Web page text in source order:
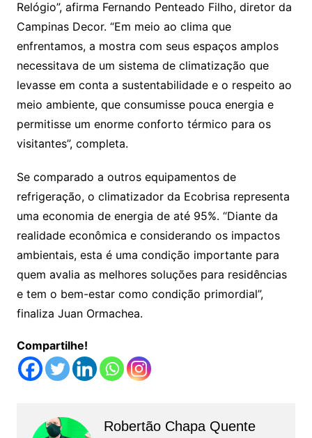
Relógio”, afirma Fernando Penteado Filho, diretor da
Campinas Decor. “Em meio ao clima que
enfrentamos, a mostra com seus espaços amplos
necessitava de um sistema de climatização que
levasse em conta a sustentabilidade e o respeito ao
meio ambiente, que consumisse pouca energia e
permitisse um enorme conforto térmico para os
visitantes”, completa.
Se comparado a outros equipamentos de
refrigeração, o climatizador da Ecobrisa representa
uma economia de energia de até 95%. “Diante da
realidade econômica e considerando os impactos
ambientais, esta é uma condição importante para
quem avalia as melhores soluções para residências
e tem o bem-estar como condição primordial”,
finaliza Juan Ormachea.
Compartilhe!
Robertão Chapa Quente